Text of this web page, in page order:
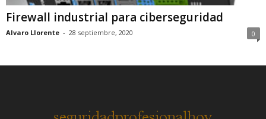
Firewall industrial para ciberseguridad
Alvaro Llorente - 28 septiembre, 2020 0